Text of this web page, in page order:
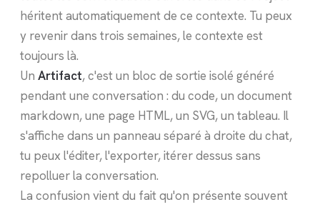
héritent automatiquement de ce contexte. Tu peux
y revenir dans trois semaines, le contexte est
toujours là.
Un Artifact, c'est un bloc de sortie isolé généré
pendant une conversation : du code, un document
markdown, une page HTML, un SVG, un tableau. Il
s'affiche dans un panneau séparé à droite du chat,
tu peux l'éditer, l'exporter, itérer dessus sans
repolluer la conversation.
La confusion vient du fait qu'on présente souvent